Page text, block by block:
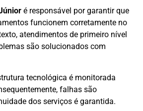
é responsável por garantir que
funcionem corretamente no
atendimentos de primeiro nível
são solucionados com
tecnológica é monitorada
falhas são
dos serviços é garantida.